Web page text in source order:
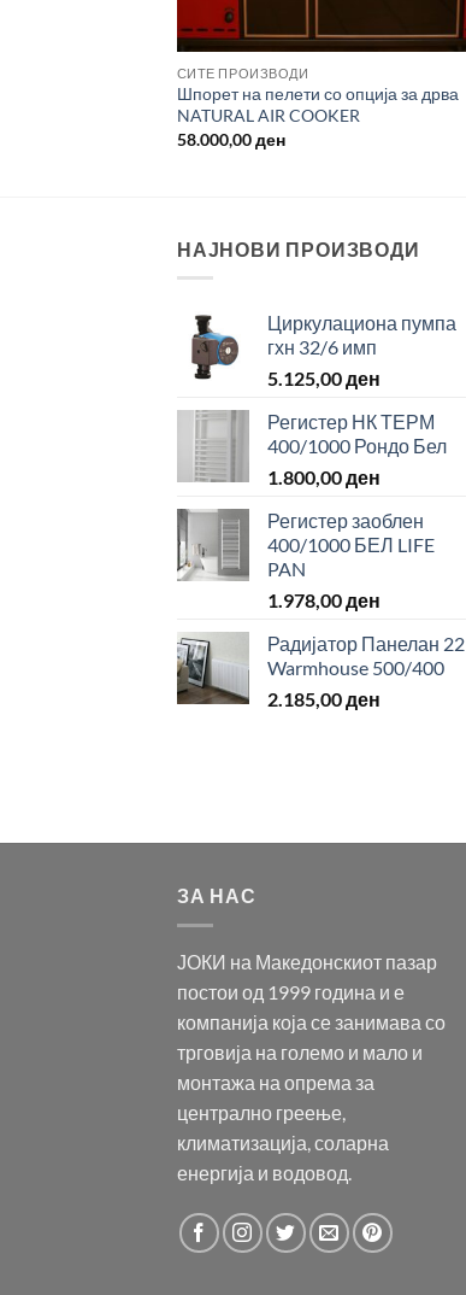
СИТЕ ПРОИЗВОДИ
Шпорет на пелети со опција за дрва
NATURAL AIR COOKER
58.000,00ден
НАЈНОВИ ПРОИЗВОДИ
Циркулациона пумпа
гхн 32/6 имп
5.125,00ден
Регистер НК ТЕРМ
400/1000 Рондо Бел
1.800,00ден
Регистер заоблен
400/1000 БЕЛ LIFE
PAN
1.978,00ден
Радијатор Панелан 22
Warmhouse 500/400
2.185,00ден
ЗА НАС
ЈОКИ на Македонскиот пазар
постои од 1999 година и е
компанија која се занимава со
трговија на големо и мало и
монтажа на опрема за
централно греење,
климатизација, соларна
енергија и водовод.